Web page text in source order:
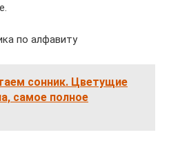
по алфавиту
сонник. Цветущие
самое полное